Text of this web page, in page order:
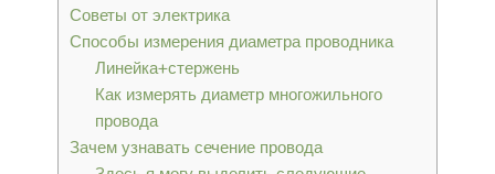
Советы от электрика
Способы измерения диаметра проводника
Линейка+стержень
Как измерять диаметр многожильного
провода
Зачем узнавать сечение провода